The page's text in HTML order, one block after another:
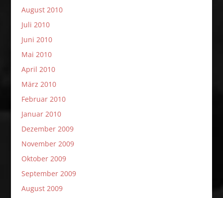
August 2010
Juli 2010
Juni 2010
Mai 2010
April 2010
März 2010
Februar 2010
Januar 2010
Dezember 2009
November 2009
Oktober 2009
September 2009
August 2009